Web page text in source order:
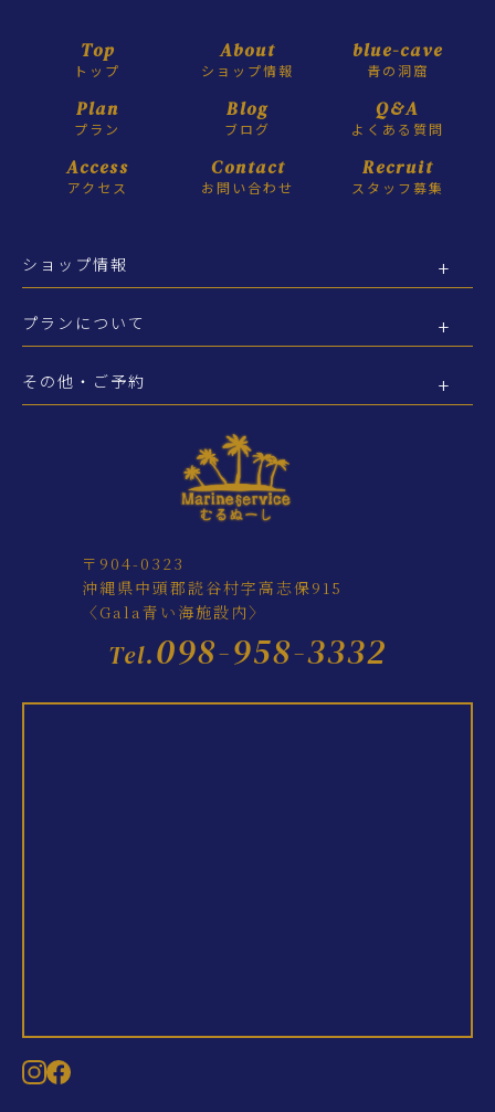
Top
トップ
About
ショップ情報
blue-cave
青の洞窟
Plan
プラン
Blog
ブログ
Q&A
よくある質問
Access
アクセス
Contact
お問い合わせ
Recruit
スタッフ募集
ショップ情報
プランについて
その他・ご予約
〒904-0323
沖縄県中頭郡読谷村字高志保915
〈Gala青い海施設内〉
Tel.098-958-3332